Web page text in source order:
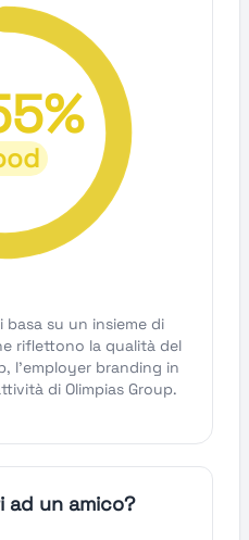
su un insieme di
riflettono la qualità del
l'employer branding in
di Olimpias Group.
ad un amico?